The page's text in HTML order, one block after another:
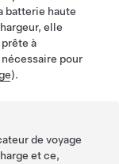
batterie haute
elle
à
pour
).
de voyage
et ce,